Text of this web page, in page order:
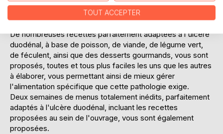
d'un ulcère duodénal, et il offre aux détenteurs de
l'ouvrage du même auteur : "Quelle alimentation pour
l'ulcère duodénal ?" un ouvrage complémentaire.
De nombreuses recettes parfaitement adaptées à l'ulcère
duodénal, à base de poisson, de viande, de légume vert,
de féculent, ainsi que des desserts gourmands, vous sont
proposés, toutes et tous plus faciles les uns que les autres
à élaborer, vous permettant ainsi de mieux gérer
l'alimentation spécifique que cette pathologie exige.
Deux semaines de menus totalement inédits, parfaitement
adaptés à l'ulcère duodénal, incluant les recettes
proposées au sein de l'ouvrage, vous sont également
proposées.
TOUT ACCEPTER